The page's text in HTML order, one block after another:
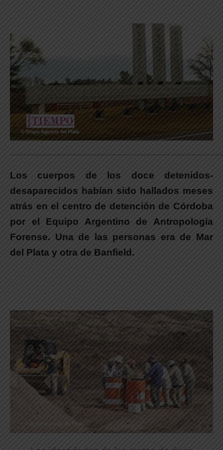
Los cuerpos de los doce detenidos-
desaparecidos habían sido hallados meses
atrás en el centro de detención de Córdoba
por el Equipo Argentino de Antropología
Forense. Una de las personas era de Mar
del Plata y otra de Banfield.